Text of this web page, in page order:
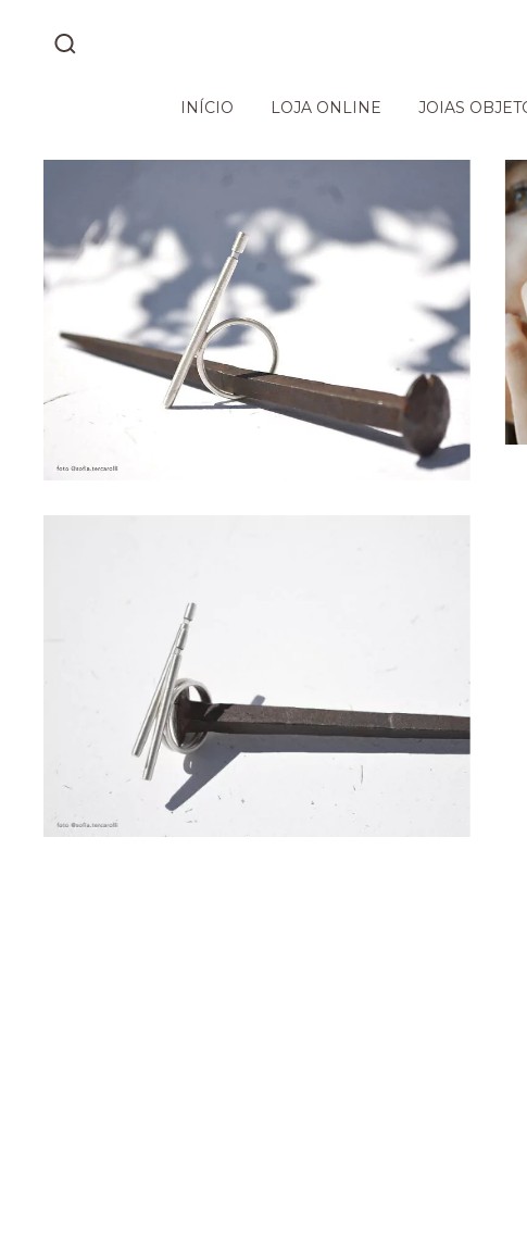
INÍCIO LOJA ONLINE JOIAS